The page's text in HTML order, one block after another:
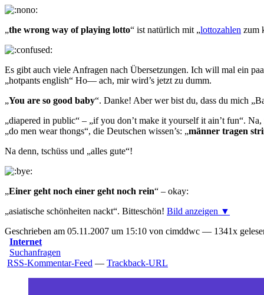
„the wrong way of playing lotto“ ist natürlich mit „lottozahlen zum
Es gibt auch viele Anfragen nach Übersetzungen. Ich will mal ein
„hotpants english“ Ho— ach, mir wird’s jetzt zu dumm.
„You are so good baby“. Danke! Aber wer bist du, dass du mich
„diapered in public“ – „if you don’t make it yourself it ain’t fun“. Na,
„do men wear thongs“, die Deutschen wissen’s: „männer tragen
Na denn, tschüss und „alles gute“!
„Einer geht noch einer geht noch rein“ – okay:
„asiatische schönheiten nackt“. Bitteschön! Bild anzeigen ▼
Geschrieben am 05.11.2007 um 15:10 von cimddwc — 1341x
Internet
Suchanfragen
RSS-Kommentar-Feed — Trackback-URL